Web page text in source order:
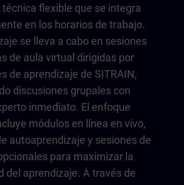
flexible que se integra
en los horarios de trabajo.
se lleva a cabo en sesiones
de aula virtual dirigidas por
de aprendizaje de SITRAIN,
discusiones grupales con
inmediato. El enfoque
módulos en línea en vivo,
autoaprendizaje y sesiones de
para maximizar la
del aprendizaje. A través de